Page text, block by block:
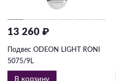
13 260 ₽
Подвес ODEON LIGHT RONI
5075/9L
В корзину